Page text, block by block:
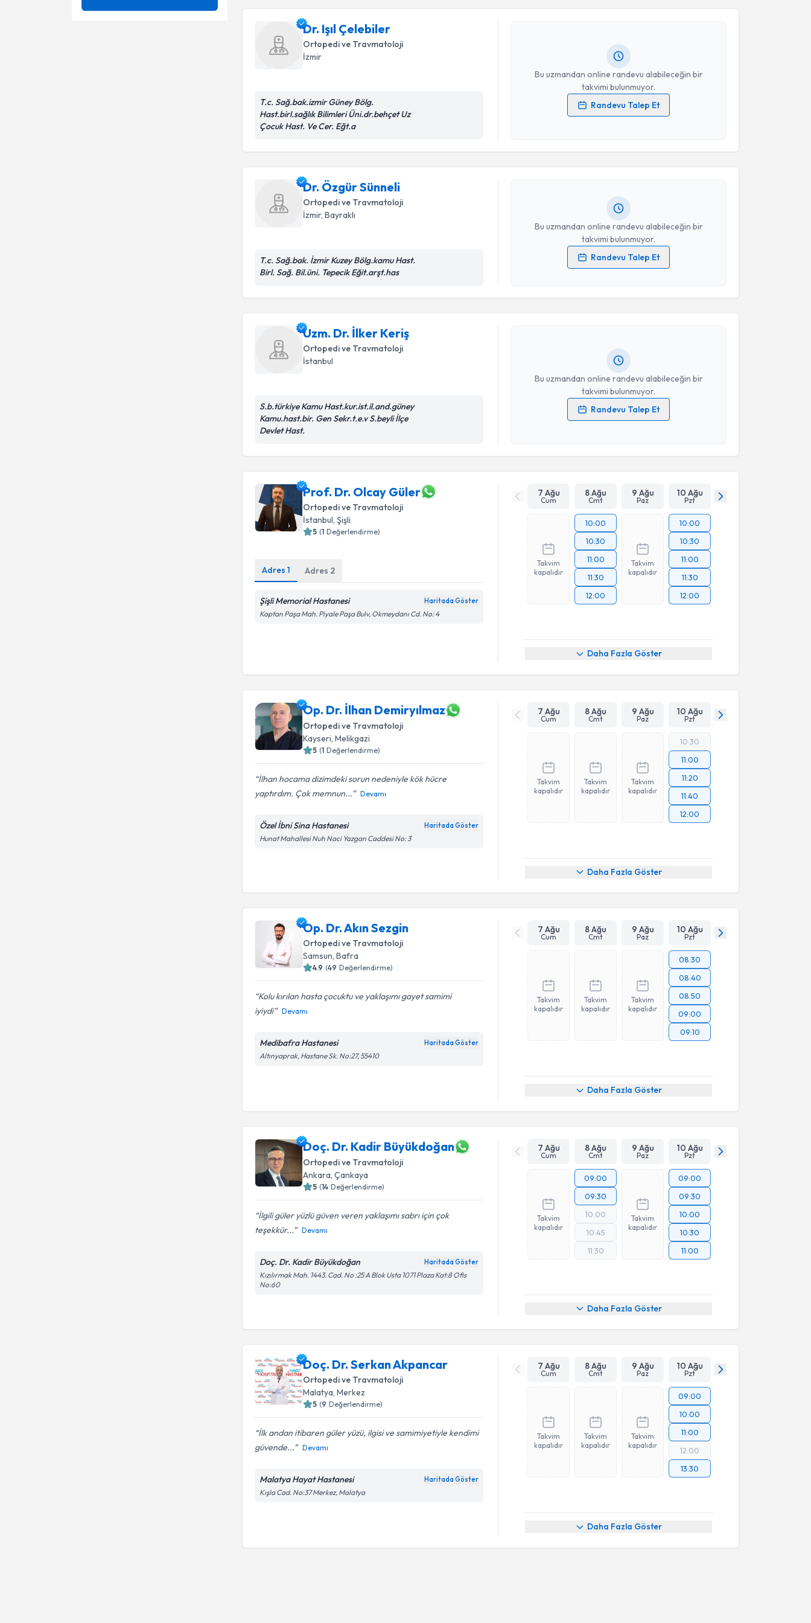
Dr. Işıl Çelebiler
Ortopedi ve Travmatoloji
İzmir
T.c. Sağ.bak.izmir Güney Bölg.
Hast.birl.sağlık Bilimleri Üni.dr.behçet Uz
Çocuk Hast. Ve Cer. Eğt.a
Bu uzmandan online randevu alabileceğin bir
takvimi bulunmuyor.
Randevu Talep Et
Dr. Işıl Çelebileriçin randevu takvimi talebi oluşturun. Size bu
uzmandan randevu almanız için bir takvim hazırlandığında e-
Kişisel verilerimin işlenmesine ilişkinAydınlatma Metni
Dr. Özgür Sünneli
Ortopedi ve Travmatoloji
İzmir, Bayraklı
T.c. Sağ.bak. İzmir Kuzey Bölg.kamu Hast.
Birl. Sağ. Bil.üni. Tepecik Eğit.arşt.has
Bu uzmandan online randevu alabileceğin bir
takvimi bulunmuyor.
Randevu Talep Et
Kişisel verilerimin işlenmesine ilişkinAydınlatma Metni
Uzm. Dr. İlker Keriş
Ortopedi ve Travmatoloji
İstanbul
S.b.türkiye Kamu Hast.kur.ist.il.and.güney
Kamu.hast.bir. Gen Sekr.t.e.v S.beyli İlçe
Devlet Hast.
Bu uzmandan online randevu alabileceğin bir
takvimi bulunmuyor.
Randevu Talep Et
Uzm. Dr. İlker Kerişiçin randevu takvimi talebi oluşturun. Size
bu uzmandan randevu almanız için bir takvim hazırlandığında e-
Kişisel verilerimin işlenmesine ilişkinAydınlatma Metni
Prof. Dr. Olcay Güler
Ortopedi ve Travmatoloji
İstanbul, Şişli
5 (1 Değerlendirme)
Adres1 Adres 2
Şişli Memorial Hastanesi Haritada Göster
Kaptan Paşa Mah. Piyale Paşa Bulv, Okmeydanı Cd. No: 4
7 Ağu
Cum
8 Ağu
Cmt
9 Ağu
Paz
10 Ağu
Pzt
Takvim
kapalıdır
10:00
10:30
11:00
11:30
12:00
Takvim
kapalıdır
10:00
10:30
11:00
11:30
12:00
Daha Fazla Göster
Op. Dr. İlhan Demiryılmaz
Ortopedi ve Travmatoloji
Kayseri , Melikgazi
5 (1 Değerlendirme)
İlhan hocama dizimdeki sorun nedeniyle kök hücre
yaptırdım. Çok memnun...
Devamı
Özel İbni Sina Hastanesi Haritada Göster
Hunat Mahallesi Nuh Naci Yazgan Caddesi No: 3
7 Ağu
Cum
8 Ağu
Cmt
9 Ağu
Paz
10 Ağu
Pzt
Takvim
kapalıdır
Takvim
kapalıdır
Takvim
kapalıdır
10:30
11:00
11:20
11:40
12:00
Daha Fazla Göster
Op. Dr. Akın Sezgin
Ortopedi ve Travmatoloji
Samsun, Bafra
4.9 (49 Değerlendirme)
Kolu kırılan hasta çocuktu ve yaklaşımı gayet samimi
iyiydi
Devamı
Medibafra Hastanesi Haritada Göster
Altınyaprak, Hastane Sk. No:27, 55410
7 Ağu
Cum
8 Ağu
Cmt
9 Ağu
Paz
10 Ağu
Pzt
Takvim
kapalıdır
Takvim
kapalıdır
Takvim
kapalıdır
08:30
08:40
08:50
09:00
09:10
Daha Fazla Göster
Doç. Dr. Kadir Büyükdoğan
Ortopedi ve Travmatoloji
Ankara , Çankaya
5 (14 Değerlendirme)
İlgili güler yüzlü güven veren yaklaşımı sabrı için çok
teşekkür...
Devamı
Doç. Dr. Kadir Büyükdoğan Haritada Göster
Kızılırmak Mah. 1443. Cad. No :25 A Blok Usta 1071 Plaza Kat:8 Ofis
No:60
7 Ağu
Cum
8 Ağu
Cmt
9 Ağu
Paz
10 Ağu
Pzt
Takvim
kapalıdır
09:00
09:30
10:00
10:45
11:30
Takvim
kapalıdır
09:00
09:30
10:00
10:30
11:00
Daha Fazla Göster
Doç. Dr. Serkan Akpancar
Ortopedi ve Travmatoloji
Malatya, Merkez
5 (9 Değerlendirme)
İlk andan itibaren güler yüzü, ilgisi ve samimiyetiyle kendimi
güvende...
Devamı
Malatya Hayat Hastanesi Haritada Göster
Kışla Cad. No:37 Merkez, Malatya
7 Ağu
Cum
8 Ağu
Cmt
9 Ağu
Paz
10 Ağu
Pzt
Takvim
kapalıdır
Takvim
kapalıdır
Takvim
kapalıdır
09:00
10:00
11:00
12:00
13:30
Daha Fazla Göster